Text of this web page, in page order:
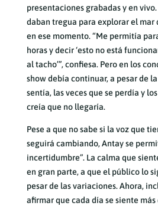
presentaciones grabadas y en
daban tregua para explorar el mar
en ese momento. “Me permitía
horas y decir ‘esto no está
al tacho’”, confiesa. Pero en los
show debía continuar, a pesar de
sentía, las veces que se perdía y
creía que no llegaría.
Pese a que no sabe si la voz que
seguirá cambiando, Antay se
incertidumbre”. La calma que
en gran parte, a que el público lo
pesar de las variaciones. Ahora,
afirmar que cada día se siente más